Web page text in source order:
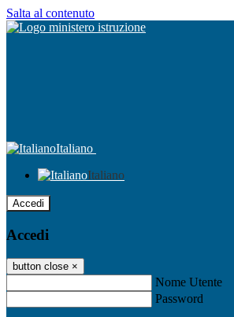
Salta al contenuto
Italiano
Italiano
Accedi
Accedi
button close ×
Nome Utente
Password